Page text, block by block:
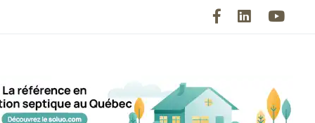
FacebookLinkedIn